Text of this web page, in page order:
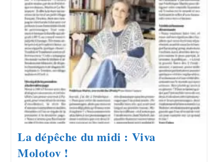
La dépêche du midi : Viva
Molotov !